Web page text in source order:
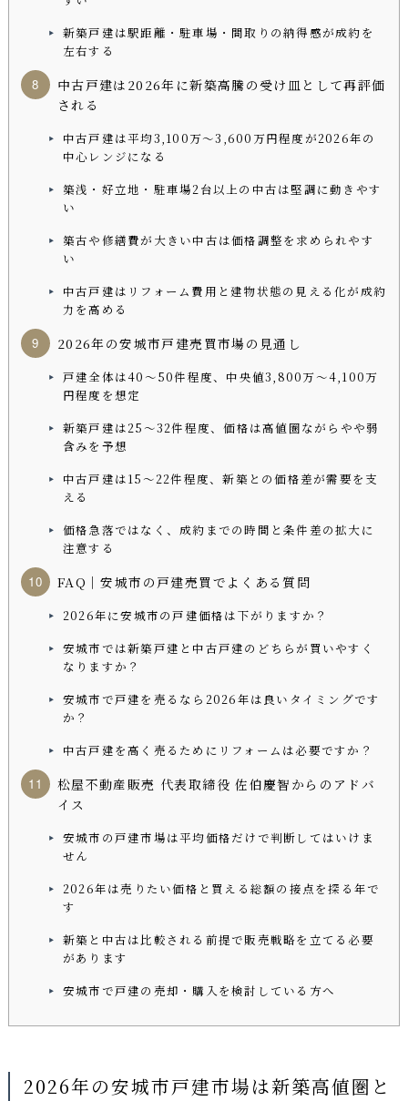
新築戸建は駅距離・駐車場・間取りの納得感が成約を
左右する
中古戸建は2026年に新築高騰の受け皿として再評価
される
中古戸建は平均3,100万〜3,600万円程度が2026年の
中心レンジになる
築浅・好立地・駐車場2台以上の中古は堅調に動きやす
い
築古や修繕費が大きい中古は価格調整を求められやす
い
中古戸建はリフォーム費用と建物状態の見える化が成約
力を高める
2026年の安城市戸建売買市場の見通し
戸建全体は40〜50件程度、中央値3,800万〜4,100万
円程度を想定
新築戸建は25〜32件程度、価格は高値圏ながらやや弱
含みを予想
中古戸建は15〜22件程度、新築との価格差が需要を支
える
価格急落ではなく、成約までの時間と条件差の拡大に
注意する
FAQ｜安城市の戸建売買でよくある質問
2026年に安城市の戸建価格は下がりますか？
安城市では新築戸建と中古戸建のどちらが買いやすく
なりますか？
安城市で戸建を売るなら2026年は良いタイミングです
か？
中古戸建を高く売るためにリフォームは必要ですか？
松屋不動産販売 代表取締役 佐伯慶智からのアドバ
イス
安城市の戸建市場は平均価格だけで判断してはいけま
せん
2026年は売りたい価格と買える総額の接点を探る年で
す
新築と中古は比較される前提で販売戦略を立てる必要
があります
安城市で戸建の売却・購入を検討している方へ
2026年の安城市戸建市場は新築高値圏と